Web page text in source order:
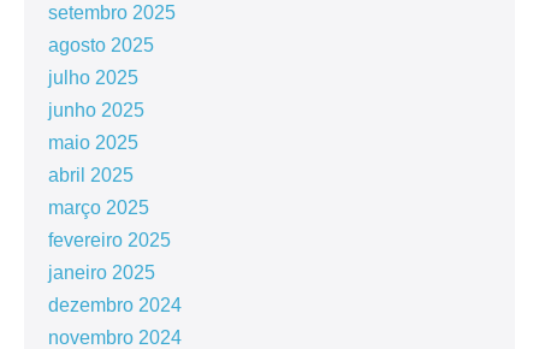
setembro 2025
agosto 2025
julho 2025
junho 2025
maio 2025
abril 2025
março 2025
fevereiro 2025
janeiro 2025
dezembro 2024
novembro 2024